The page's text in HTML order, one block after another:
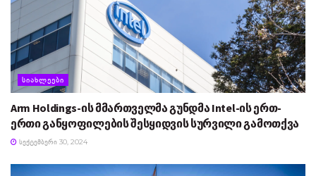
ᲡᲘᲐᲮᲚᲔᲔᲑᲘ
Arm Holdings-ის მმართველმა გუნდმა Intel-ის ერთ-
ერთი განყოფილების შესყიდვის სურვილი გამოთქვა
ᲡᲔᲥᲢᲔᲛᲑᲔᲠᲘ 30, 2024